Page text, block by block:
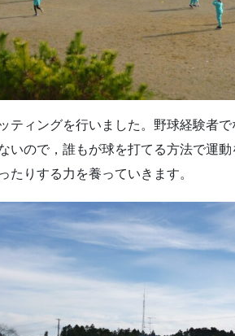
ティングを行いました。野球経験者
いので，誰もが球を打てる方法で運
たりする力を養っていきます。